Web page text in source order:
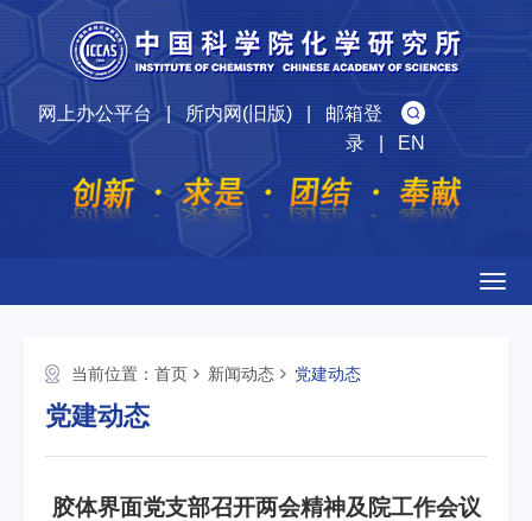
网上办公平台|所内网(旧版)| 邮箱登
录| EN
当前位置： 首页 新闻动态 党建动态
党建动态
胶体界面党支部召开两会精神及院工作会议